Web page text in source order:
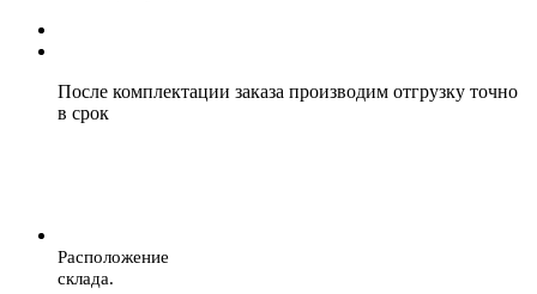
После комплектации заказа производим отгрузку точно
в срок
Расположение
склада.